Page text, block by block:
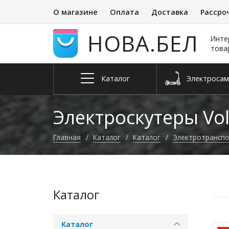
О магазине Оплата Доставка
НОВА.БЕЛ
Каталог
Квадроциклы
Электроскутеры
Главная Каталог Каталог
Каталог
Каталог